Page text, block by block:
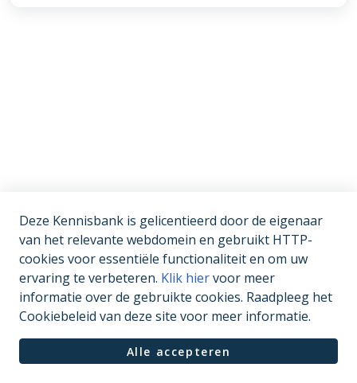
Deze Kennisbank is gelicentieerd door de eigenaar
van het relevante webdomein en gebruikt HTTP-
cookies voor essentiële functionaliteit en om uw
ervaring te verbeteren. Klik hiervoor meer
informatie over de gebruikte cookies. Raadpleeg het
Cookiebeleid van deze site voor meer informatie.
Alle accepteren